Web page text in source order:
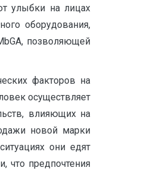
улыбки на лицах
оборудования,
позволяющей
факторов на
осуществляет
влияющих на
новой марки
они едят
что предпочтения